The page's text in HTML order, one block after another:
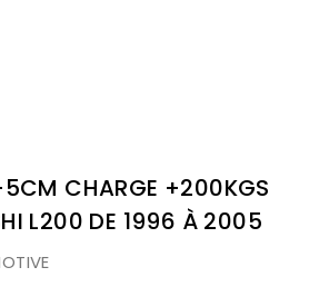
CHARGE +200KGS
L200 DE 1996 À 2005